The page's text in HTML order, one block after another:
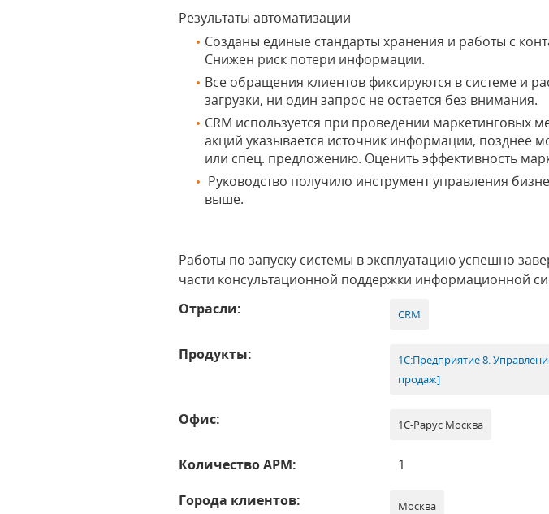
Результаты автоматизации
Созданы единые стандарты хранения и работы с
Снижен риск потери информации.
Все обращения клиентов фиксируются в системе и
загрузки, ни один запрос не остается без внимания.
CRM используется при проведении маркетинговых
акций указывается источник информации, позднее
или спец. предложению. Оценить эффективность
Руководство получило инструмент управления
выше.
Работы по запуску системы в эксплуатацию успешно
части консультационной поддержки информационной
Отрасли:
CRM
Продукты:
1С:Предприятие 8.
продаж]
Офис: 1С-Рарус Москва
Количество АРМ:
1
Города клиентов:
Москва